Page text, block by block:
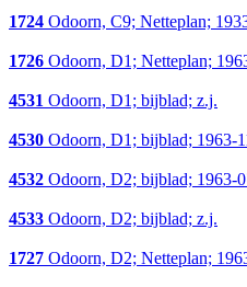
1724 Odoorn, C9; Netteplan;
1726 Odoorn, D1; Netteplan;
4531 Odoorn, D1; bijblad; z.j.
4530 Odoorn, D1; bijblad; 1963-
4532 Odoorn, D2; bijblad; 1963-
4533 Odoorn, D2; bijblad; z.j.
1727 Odoorn, D2; Netteplan;